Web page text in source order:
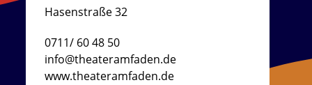
Hasenstraße 32
0711/ 60 48 50
info@theateramfaden.de
www.theateramfaden.de